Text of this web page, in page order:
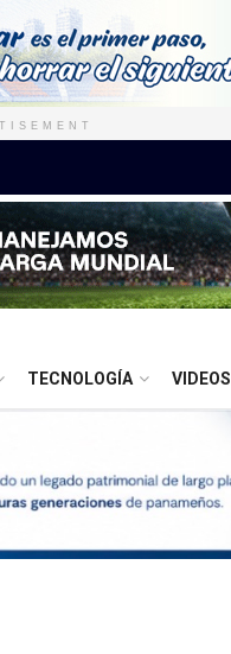
TECNOLOGÍA VIDEOS